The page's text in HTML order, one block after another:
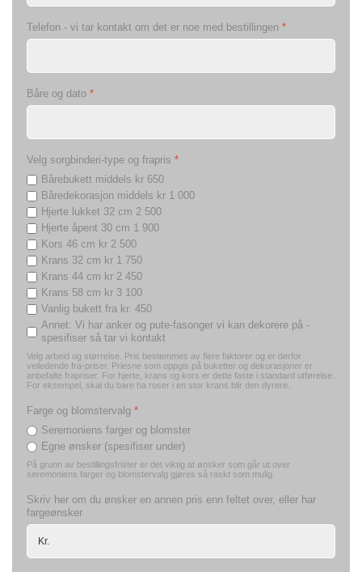
Telefon - vi tar kontakt om det er noe med bestillingen *
Båre og dato *
Velg sorgbinderi-type og frapris *
Bårebukett middels kr 650
Båredekorasjon middels kr 1 000
Hjerte lukket 32 cm 2 500
Hjerte åpent 30 cm 1 900
Kors 46 cm kr 2 500
Krans 32 cm kr 1 750
Krans 44 cm kr 2 450
Krans 58 cm kr 3 100
Vanlig bukett fra kr. 450
Annet: Vi har anker og pute-fasonger vi kan dekorere på -
spesifiser så tar vi kontakt
Velg arbeid og størrelse. Pris bestemmes av flere faktorer og er derfor
veiledende fra-priser. Priesne som oppgis på buketter og dekorasjoner er
anbefalte frapriser. For hjerte, krans og kors er dette faste i standard utførelse.
For eksempel, skal du bare ha roser i en stor krans blir den dyrere.
Farge og blomstervalg *
Seremoniens farger og blomster
Egne ønsker (spesifiser under)
På grunn av bestillingsfrister er det viktig at ønsker som går ut over
seremoniens farger og blomstervalg gjøres så raskt som mulig.
Skriv her om du ønsker en annen pris enn feltet over, eller har
fargeønsker